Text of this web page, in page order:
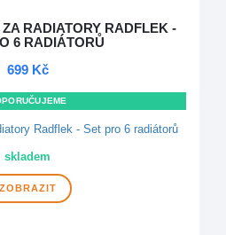
RADIATORY RADFLEK -
6 RADIÁTORŮ
699 Kč
skladem
ZOBRAZIT